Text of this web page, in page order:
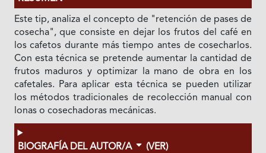
Este tip, analiza el concepto de "retención de pases de
cosecha", que consiste en dejar los frutos del café en
los cafetos durante más tiempo antes de cosecharlos.
Con esta técnica se pretende aumentar la cantidad de
frutos maduros y optimizar la mano de obra en los
cafetales. Para aplicar esta técnica se pueden utilizar
los métodos tradicionales de recolección manual con
lonas o cosechadoras mecánicas.
BIOGRAFÍA DEL AUTOR/A (VER)